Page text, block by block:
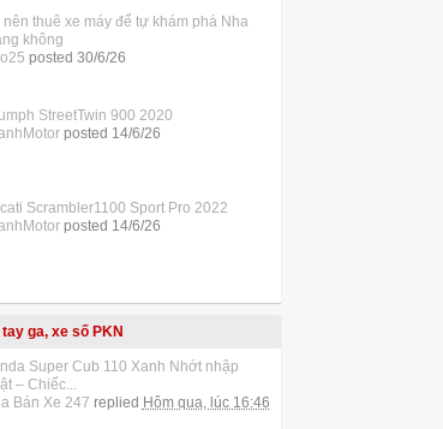
nên thuê xe máy để tự khám phá Nha
không
posted 30/6/26
StreetTwin 900 2020
posted 14/6/26
Scrambler1100 Sport Pro 2022
posted 14/6/26
ga, xe số PKN
Super Cub 110 Xanh Nhớt nhập
– Chiếc...
Bán Xe 247 replied Hôm qua, lúc 16:46